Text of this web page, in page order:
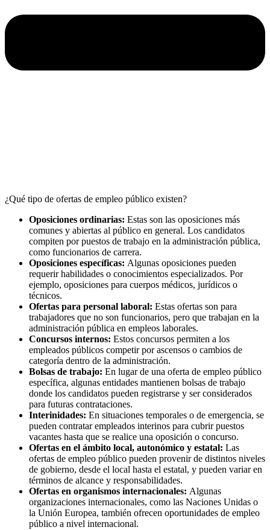
¿Qué tipo de ofertas de empleo público existen?
Oposiciones ordinarias: Estas son las oposiciones más
comunes y abiertas al público en general. Los candidatos
compiten por puestos de trabajo en la administración pública,
como funcionarios de carrera.
Oposiciones específicas: Algunas oposiciones pueden
requerir habilidades o conocimientos especializados. Por
ejemplo, oposiciones para cuerpos médicos, jurídicos o
técnicos.
Ofertas para personal laboral: Estas ofertas son para
trabajadores que no son funcionarios, pero que trabajan en la
administración pública en empleos laborales.
Concursos internos: Estos concursos permiten a los
empleados públicos competir por ascensos o cambios de
categoría dentro de la administración.
Bolsas de trabajo: En lugar de una oferta de empleo público
específica, algunas entidades mantienen bolsas de trabajo
donde los candidatos pueden registrarse y ser considerados
para futuras contrataciones.
Interinidades: En situaciones temporales o de emergencia, se
pueden contratar empleados interinos para cubrir puestos
vacantes hasta que se realice una oposición o concurso.
Ofertas en el ámbito local, autonómico y estatal: Las
ofertas de empleo público pueden provenir de distintos niveles
de gobierno, desde el local hasta el estatal, y pueden variar en
términos de alcance y responsabilidades.
Ofertas en organismos internacionales: Algunas
organizaciones internacionales, como las Naciones Unidas o
la Unión Europea, también ofrecen oportunidades de empleo
público a nivel internacional.